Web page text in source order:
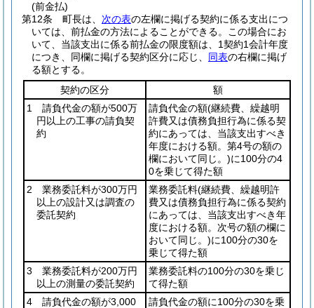
(前金払)
第12条
町長は、 次の表の左欄に掲げる契約に係る支出につ
いては、前払金の方法によることができる。
この場合にお
いて、当該支出に係る前払金の限度額は、1契約1会計年度
につき、同欄に掲げる契約区分に応じ、 同表の右欄に掲げ
る額とする。
契約の区分
額
1 請負代金の額が500万
円以上の工事の請負契
約
請負代金の額(継続費、繰越明
許費又は債務負担行為に係る契
約にあっては、当該支出すべき
年度における額。第4号の額の
欄において同じ。)に100分の4
0を乗じて得た額
2 業務委託料が300万円
以上の設計又は調査の
委託契約
業務委託料(継続費、繰越明許
費又は債務負担行為に係る契約
にあっては、当該支出すべき年
度における額。次号の額の欄に
おいて同じ。)に100分の30を
乗じて得た額
3 業務委託料が200万円
以上の測量の委託契約
業務委託料の100分の30を乗じ
て得た額
4 請負代金の額が3,000
請負代金の額に100分の30を乗